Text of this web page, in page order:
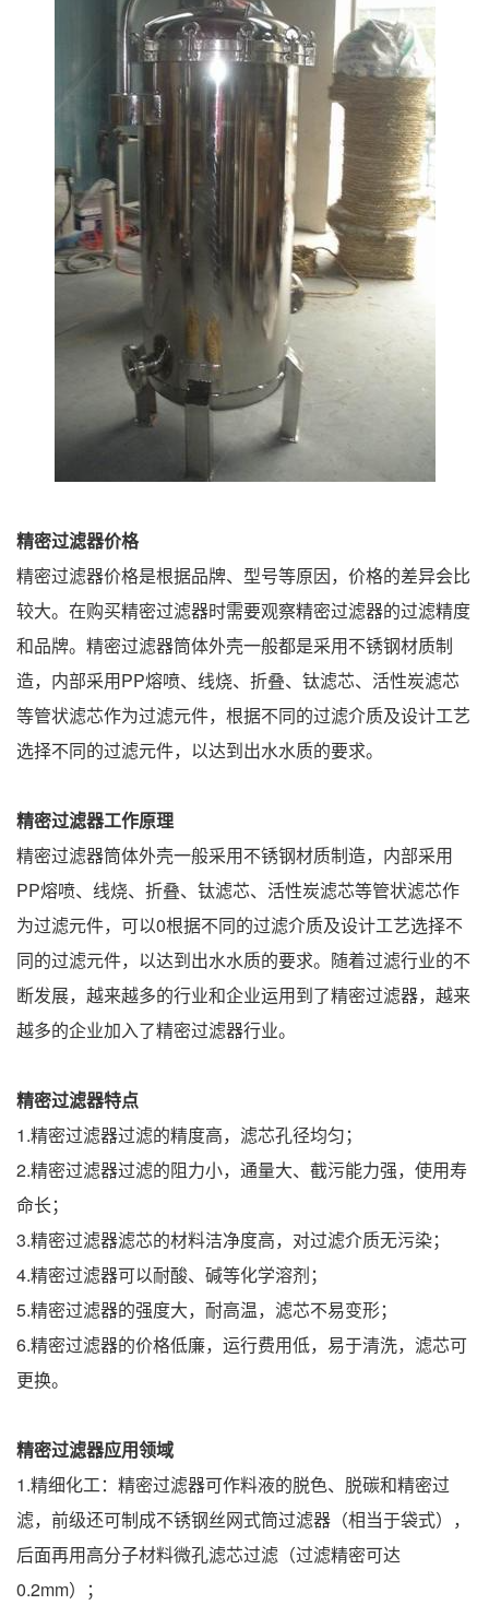
精密过滤器价格
精密过滤器价格是根据品牌、型号等原因，价格的差异会比
较大。在购买精密过滤器时需要观察精密过滤器的过滤精度
和品牌。精密过滤器筒体外壳一般都是采用不锈钢材质制
造，内部采用PP熔喷、线烧、折叠、钛滤芯、活性炭滤芯
等管状滤芯作为过滤元件，根据不同的过滤介质及设计工艺
选择不同的过滤元件，以达到出水水质的要求。
精密过滤器工作原理
精密过滤器筒体外壳一般采用不锈钢材质制造，内部采用
PP熔喷、线烧、折叠、钛滤芯、活性炭滤芯等管状滤芯作
为过滤元件，可以0根据不同的过滤介质及设计工艺选择不
同的过滤元件，以达到出水水质的要求。随着过滤行业的不
断发展，越来越多的行业和企业运用到了精密过滤器，越来
越多的企业加入了精密过滤器行业。
精密过滤器特点
1.精密过滤器过滤的精度高，滤芯孔径均匀；
2.精密过滤器过滤的阻力小，通量大、截污能力强，使用寿
命长；
3.精密过滤器滤芯的材料洁净度高，对过滤介质无污染；
4.精密过滤器可以耐酸、碱等化学溶剂；
5.精密过滤器的强度大，耐高温，滤芯不易变形；
6.精密过滤器的价格低廉，运行费用低，易于清洗，滤芯可
更换。
精密过滤器应用领域
1.精细化工：精密过滤器可作料液的脱色、脱碳和精密过
滤，前级还可制成不锈钢丝网式筒过滤器（相当于袋式），
后面再用高分子材料微孔滤芯过滤（过滤精密可达
0.2mm）；